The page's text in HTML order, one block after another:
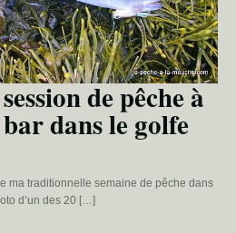
de pêche à
dans le golfe
ma traditionnelle semaine de pêche dans
d’un des 20 […]